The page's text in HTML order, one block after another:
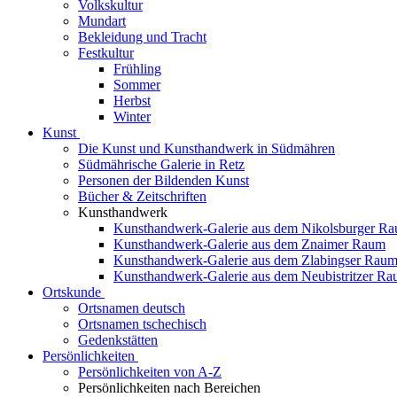
Volkskultur
Mundart
Bekleidung und Tracht
Festkultur
Frühling
Sommer
Herbst
Winter
Kunst
Die Kunst und Kunsthandwerk in Südmähren
Südmährische Galerie in Retz
Personen der Bildenden Kunst
Bücher & Zeitschriften
Kunsthandwerk
Kunsthandwerk-Galerie aus dem Nikolsburger
Kunsthandwerk-Galerie aus dem Znaimer Raum
Kunsthandwerk-Galerie aus dem Zlabingser Raum
Kunsthandwerk-Galerie aus dem Neubistritzer
Ortskunde
Ortsnamen deutsch
Ortsnamen tschechisch
Gedenkstätten
Persönlichkeiten
Persönlichkeiten von A-Z
Persönlichkeiten nach Bereichen